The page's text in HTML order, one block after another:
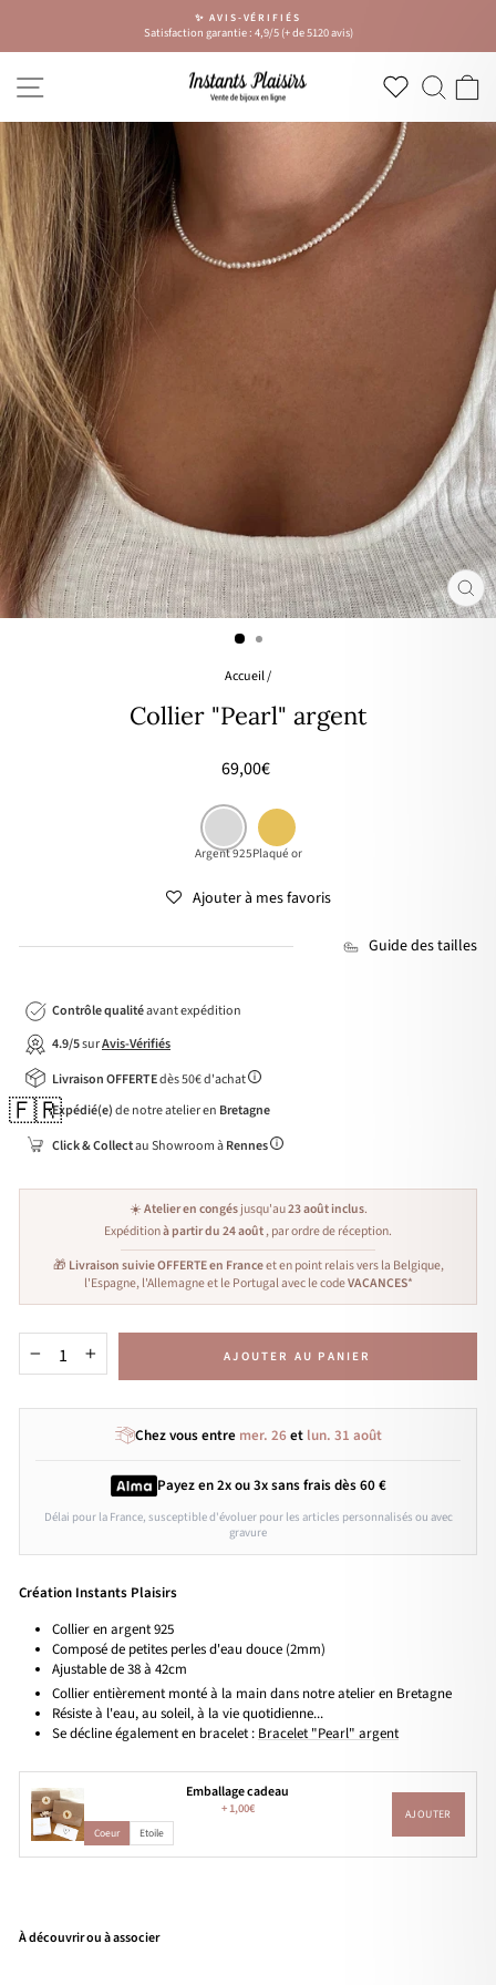
contenu
Diaporama
Pause
✨ AVIS-VÉRIFIÉS
Satisfaction garantie : 4,9/5 (+ de 5120 avis)
Accueil/
Collier "Pearl" argent
Prix
69,00€
Argent 925Plaqué or
Ajouter à mes favoris
Guide des tailles
Contrôle qualitéavant expédition
4.9/5surAvis-Vérifiés
Livraison OFFERTEdès 50€ d'achat
🇫🇷Expédié(e)de notre atelier en Bretagne
Click & Collectau Showroom àRennes
☀️Atelier en congésjusqu'au23 août inclus.
Expéditionà partir du 24 août, par ordre de réception.
🎁 Livraison suivie OFFERTE en Franceet en point relais vers la Belgique,
l'Espagne, l'Allemagne et le Portugal avec le codeVACANCES*
+ AJOUTER AU PANIER
Chez vous entre mer. 26et lun. 31 août
Payez en 2x ou 3xsans fraisdès 60 €
Délai pour la France, susceptible d'évoluer pour les articles personnalisés ou avec
gravure
Création Instants Plaisirs
Collier en argent 925
Composé de petites perles d'eau douce (2mm)
Ajustable de 38 à 42cm
Collier entièrement monté à la main dans notre atelier en Bretagne
Résiste à l'eau, au soleil, à la vie quotidienne...
Se décline également en bracelet : Bracelet "Pearl" argent
Emballage cadeau
+1,00€
Coeur Etoile
AJOUTER
À découvrir ou à associer